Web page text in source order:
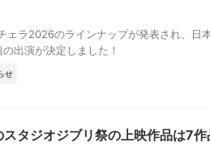
ェラ2026のラインナップが発表され、日
出演が決定しました！
せ
タジオジブリ祭の上映作品は7作